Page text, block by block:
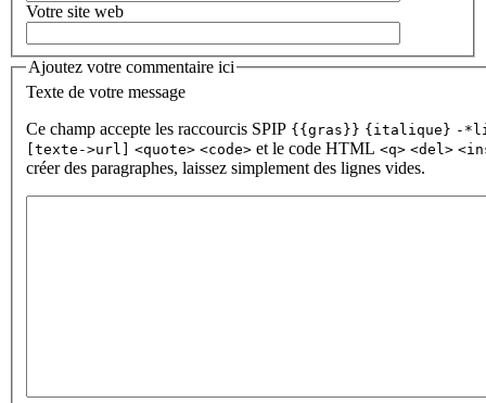
Votre site web
Ajoutez votre commentaire ici
Texte de votre message
Ce champ accepte les raccourcis SPIP {{gras}} {italique} -
[texte->url]
<quote> <code> et le code HTML <q> <del>
créer des paragraphes, laissez simplement des lignes vides.